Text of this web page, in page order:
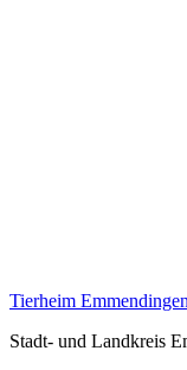
Tierheim Emmendingen
Stadt- und Landkreis